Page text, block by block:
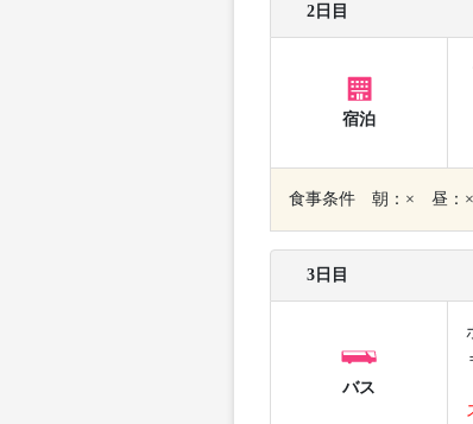
2日目
宿泊
食事条件 朝：× 昼：
3日目
バス